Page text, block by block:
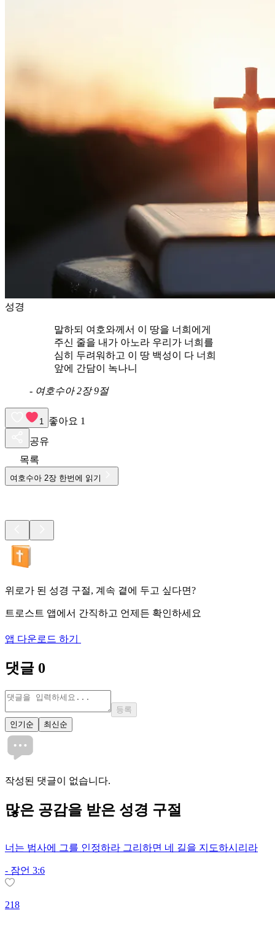
성경
말하되 여호와께서 이 땅을 너희에게
주신 줄을 내가 아노라 우리가 너희를
심히 두려워하고 이 땅 백성이 다 너희
앞에 간담이 녹나니
- 여호수아 2장 9절
1 좋아요 1
공유
목록
여호수아 2장 한번에 읽기
위로가 된 성경 구절, 계속 곁에 두고 싶다면?
트로스트 앱에서 간직하고 언제든 확인하세요
앱 다운로드 하기
댓글 0
등록
인기순
최신순
작성된 댓글이 없습니다.
많은 공감을 받은 성경 구절
너는 범사에 그를 인정하라 그리하면 네 길을 지도하시리라
- 잠언 3:6
218